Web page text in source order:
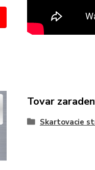
Tovar
Skartovacie